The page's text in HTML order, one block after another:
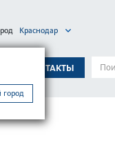
КОНТАКТЫ
город
Краснодар